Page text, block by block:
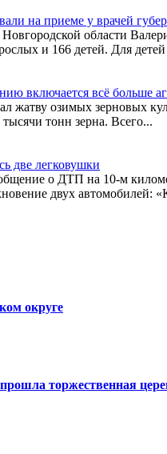
на приеме у врачей
области
и 166 детей. Для
включается всё больше
жатву озимых зерновых
тонн зерна. Всего...
две легковушки
о ДТП на 10-м
двух автомобилей:
округе
торжественная